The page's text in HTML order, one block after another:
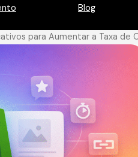
Blog
para Aumentar a Taxa de